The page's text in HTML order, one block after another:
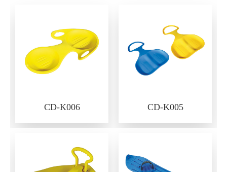
CD-K006 CD-K005